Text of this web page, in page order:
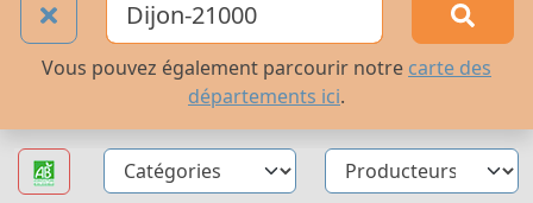
Vous pouvez également parcourir notre carte des
départements ici.